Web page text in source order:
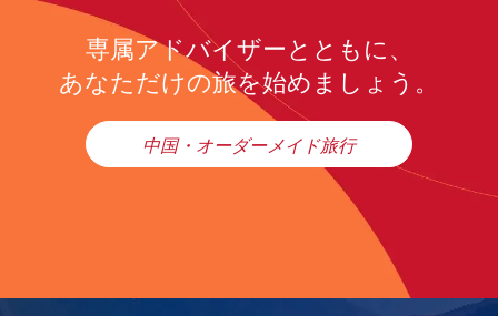
専属アドバイザーとともに、
あなただけの旅を始めましょう。
中国・オーダーメイド旅行